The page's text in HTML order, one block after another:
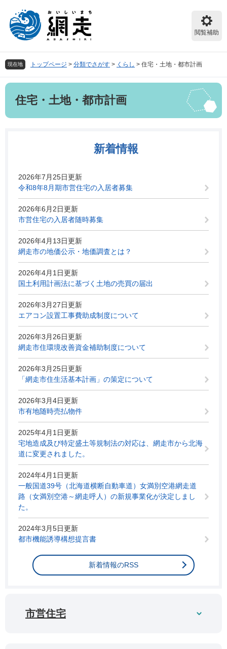
頭
で
飛
ば
閲覧補助
現在地 トップページ > 分類でさがす > くらし > 住宅・土地・都市計画
本
住宅・土地・都市計画
新着情報
2026年7月25日更新
令和8年8月期市営住宅の入居者募集
2026年6月2日更新
市営住宅の入居者随時募集
2026年4月13日更新
網走市の地価公示・地価調査とは？
2026年4月1日更新
国土利用計画法に基づく土地の売買の届出
2026年3月27日更新
エアコン設置工事費助成制度について
2026年3月26日更新
網走市住環境改善資金補助制度について
2026年3月25日更新
「網走市住生活基本計画」の策定について
2026年3月4日更新
市有地随時売払物件
2025年4月1日更新
宅地造成及び特定盛土等規制法の対応は、網走市から北海
道に変更されました。
2024年4月1日更新
一般国道39号（北海道横断自動車道）女満別空港網走道
路（女満別空港～網走呼人）の新規事業化が決定しまし
た。
2024年3月5日更新
都市機能誘導構想提言書
新着情報のRSS
市営住宅